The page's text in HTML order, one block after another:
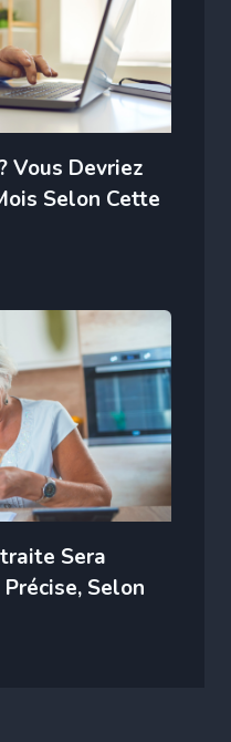
Vous Devriez
Selon Cette
Sera
Selon